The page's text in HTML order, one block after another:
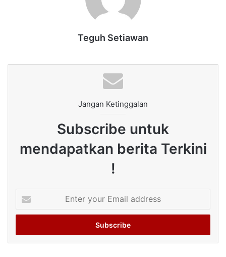
Teguh Setiawan
Jangan Ketinggalan
Subscribe untuk
mendapatkan berita Terkini
!
your
Email